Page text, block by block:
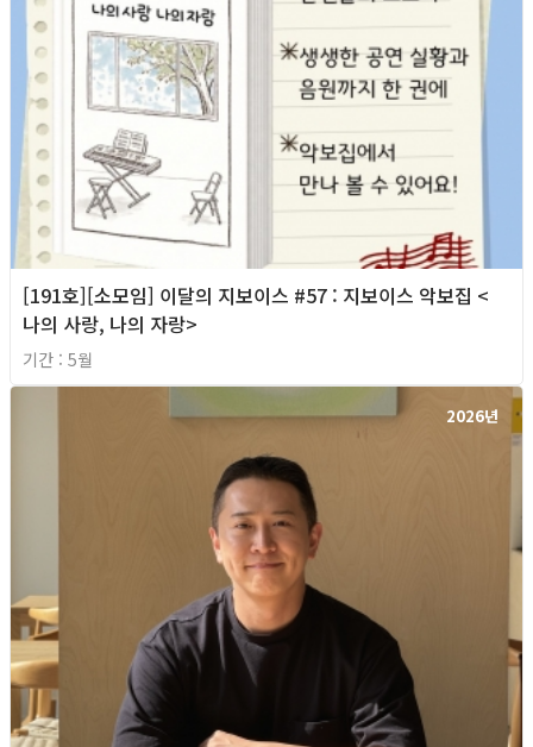
[191호][소모임] 이달의 지보이스 #57 : 지보이스 악보집 <
나의 사랑, 나의 자랑>
기간 : 5월
2026년